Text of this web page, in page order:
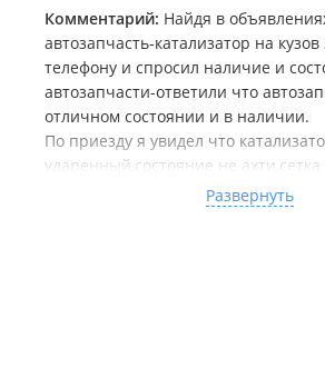
Комментарий: Найдя в
автозапчасть-катализатор на
телефону и спросил наличие и
автозапчасти-ответили что
отличном состоянии и в наличии.
По приезду я увидел что
ударенный,состояние не
расколота и к тому же это
Я только начинал искать
Развернуть